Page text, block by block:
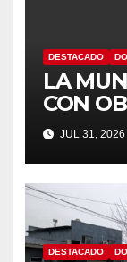
DESTACADO
LA
CON
JUL 31, 2026
DESTACADO